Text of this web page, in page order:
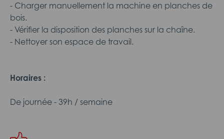
- Charger manuellement la machine en planches de
bois.
- Vérifier la disposition des planches sur la chaîne.
- Nettoyer son espace de travail.
Horaires :
De journée - 39h / semaine